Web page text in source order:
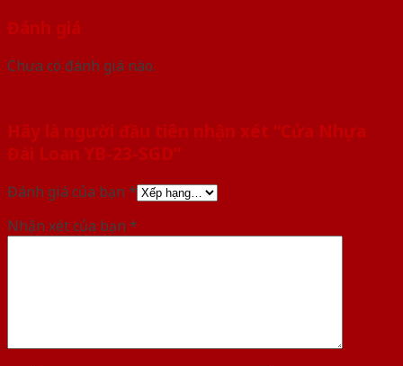
Đánh giá
Chưa có đánh giá nào.
Hãy là người đầu tiên nhận xét “Cửa Nhựa
Đài Loan YB-23-SGD”
Đánh giá của bạn *
Nhận xét của bạn *